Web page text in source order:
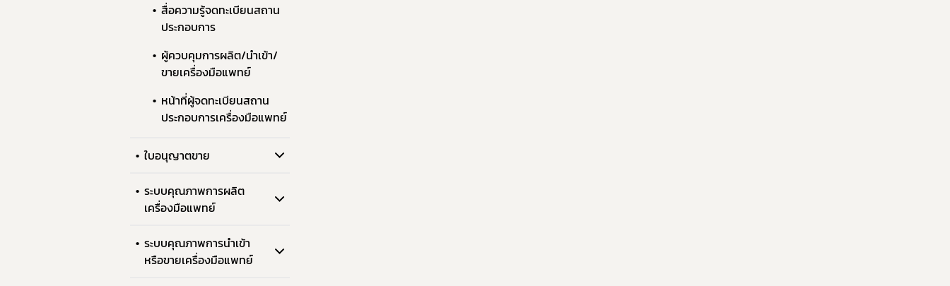
สื่อความรู้จดทะเบียนสถาน
ประกอบการ
ผู้ควบคุมการผลิต/นำเข้า/
ขายเครื่องมือแพทย์
หน้าที่ผู้จดทะเบียนสถาน
ประกอบการเครื่องมือแพทย์
ใบอนุญาตขาย
ระบบคุณภาพการผลิต
เครื่องมือแพทย์
ระบบคุณภาพการนำเข้า
หรือขายเครื่องมือแพทย์